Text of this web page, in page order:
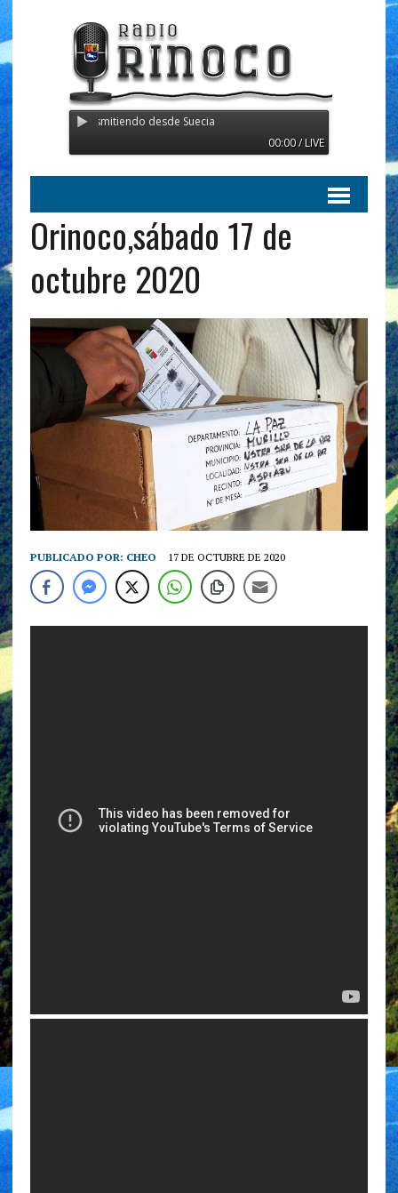
Orinoco - Transmitiendo desde Suecia
00:00 / LIVE
Orinoco,sábado 17 de
octubre 2020
PUBLICADO POR: CHEO 17 DE OCTUBRE DE 2020